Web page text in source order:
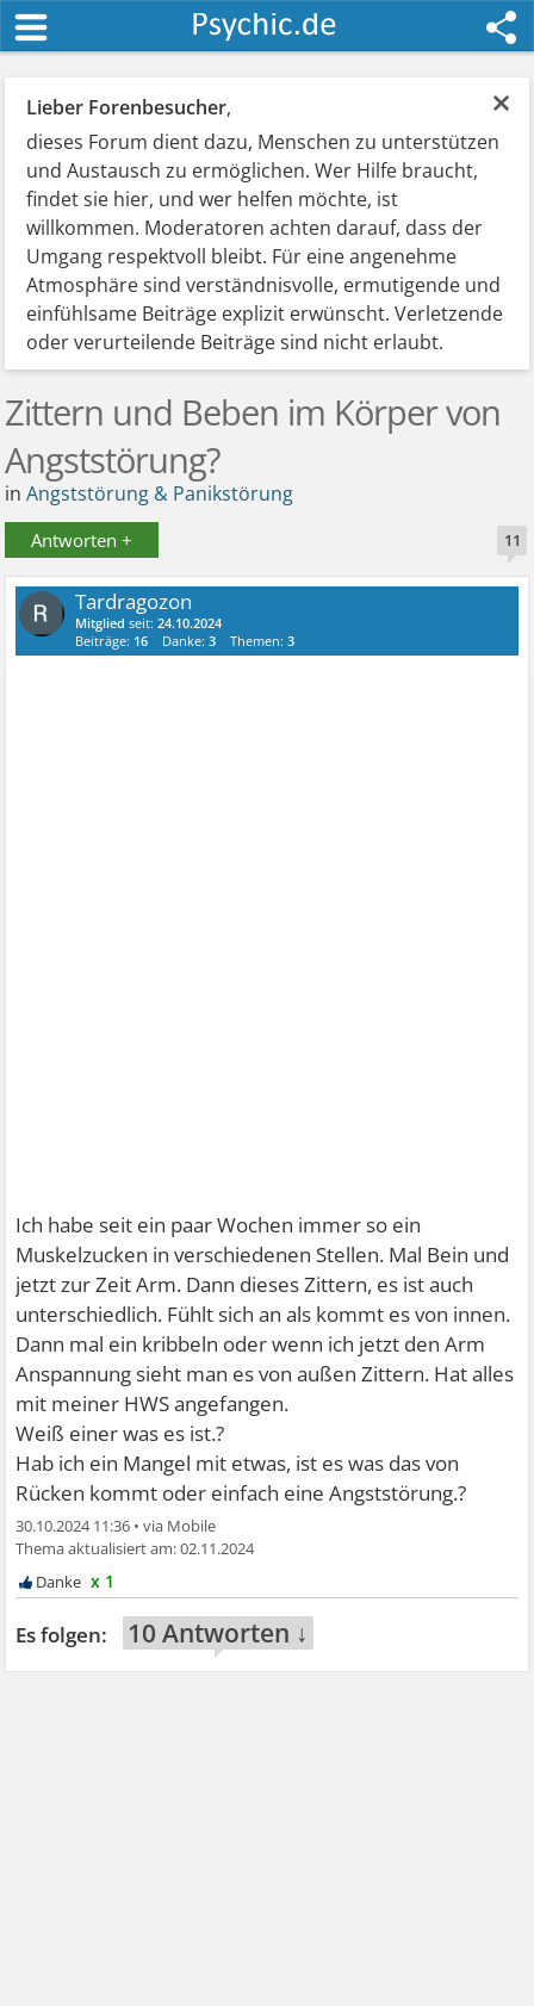
×
Lieber Forenbesucher,
dieses Forum dient dazu, Menschen zu unterstützen
und Austausch zu ermöglichen. Wer Hilfe braucht,
findet sie hier, und wer helfen möchte, ist
willkommen. Moderatoren achten darauf, dass der
Umgang respektvoll bleibt. Für eine angenehme
Atmosphäre sind verständnisvolle, ermutigende und
einfühlsame Beiträge explizit erwünscht. Verletzende
oder verurteilende Beiträge sind nicht erlaubt.
Zittern und Beben im Körper von
Angststörung?
inAngststörung & Panikstörung
Antworten + 11
Tardragozon
Mitglied seit:24.10.2024
Beiträge: 16 Danke:3 Themen:3
Ich habe seit ein paar Wochen immer so ein
Muskelzucken in verschiedenen Stellen. Mal Bein und
jetzt zur Zeit Arm. Dann dieses Zittern, es ist auch
unterschiedlich. Fühlt sich an als kommt es von innen.
Dann mal ein kribbeln oder wenn ich jetzt den Arm
Anspannung sieht man es von außen Zittern. Hat alles
mit meiner HWS angefangen.
Weiß einer was es ist.?
Hab ich ein Mangel mit etwas, ist es was das von
Rücken kommt oder einfach eine Angststörung.?
30.10.2024 11:36 •
02.11.2024
x 1
10 Antworten ↓